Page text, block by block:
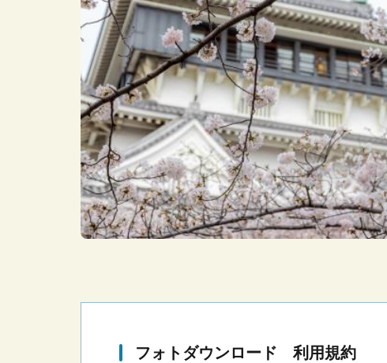
フォトダウンロード 利用規約